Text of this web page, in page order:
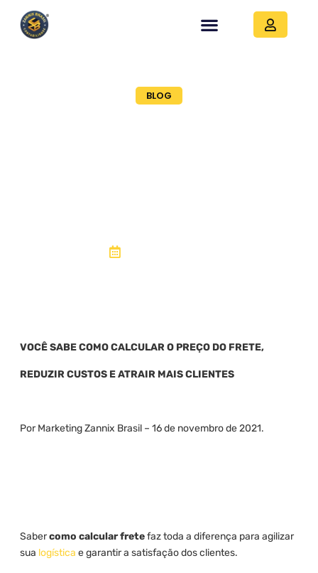
BLOG
VOCÊ SABE COMO CALCULAR O PREÇO DO FRETE,
REDUZIR CUSTOS E ATRAIR MAIS CLIENTES
Por Marketing Zannix Brasil – 16 de novembro de 2021.
Sabercomo calcular fretefaz toda a diferença para agilizar
sua logística e garantir a satisfação dos clientes.